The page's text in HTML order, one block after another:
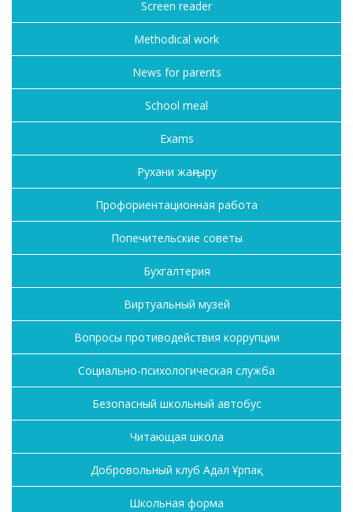
Screen reader
Methodical work
News for parents
School meal
Exams
Рухани жаңғыру
Профориентационная работа
Попечительские советы
Бухгалтерия
Виртуальный музей
Вопросы противодействия коррупции
Социально-психологическая служба
Безопасный школьный автобус
Читающая школа
Добровольный клуб Адал Ұрпақ
Школьная форма